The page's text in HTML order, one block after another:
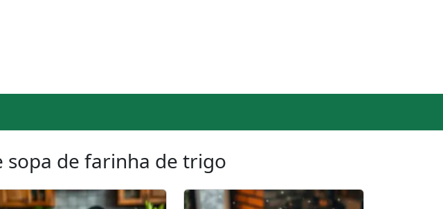
sopa de farinha de trigo